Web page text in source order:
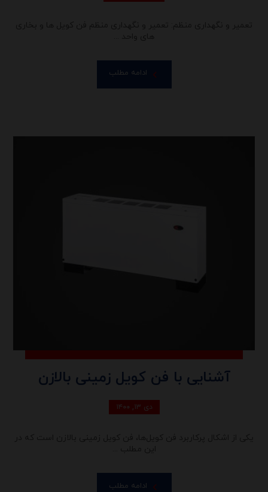
ادامه مطلب
آشنایی با فن کویل زمینی بالازن
دی ۱۳, ۱۴۰۰
ادامه مطلب